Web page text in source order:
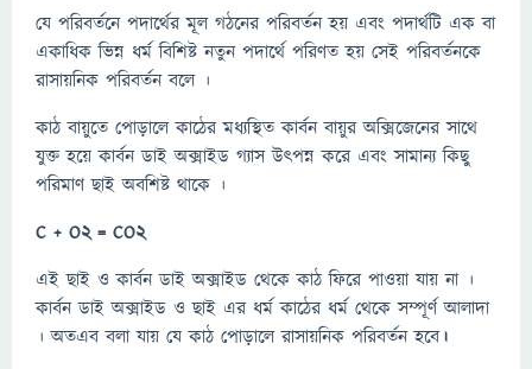
যে পরিবর্তনে পদার্থের মূল গঠনের পরিবর্তন হয় এবং পদার্থটি এক বা
একাধিক ভিন্ন ধর্ম বিশিষ্ট নতুন পদার্থে পরিণত হয় সেই পরিবর্তনকে
রাসায়নিক পরিবর্তন বলে ।
কাঠ বায়ুতে পোড়ালে কাঠের মধ্যস্থিত কার্বন বায়ুর অক্সিজেনের সাথে
যুক্ত হয়ে কার্বন ডাই অক্সাইড গ্যাস উৎপন্ন করে এবং সামান্য কিছু
পরিমাণ ছাই অবশিষ্ট থাকে ।
C + O2 = CO2
এই ছাই ও কার্বন ডাই অক্সাইড থেকে কাঠ ফিরে পাওয়া যায় না ।
কার্বন ডাই অক্সাইড ও ছাই এর ধর্ম কাঠের ধর্ম থেকে সম্পূর্ণ আলাদা
। অতএব বলা যায় যে কাঠ পোড়ালে রাসায়নিক পরিবর্তন হবে।